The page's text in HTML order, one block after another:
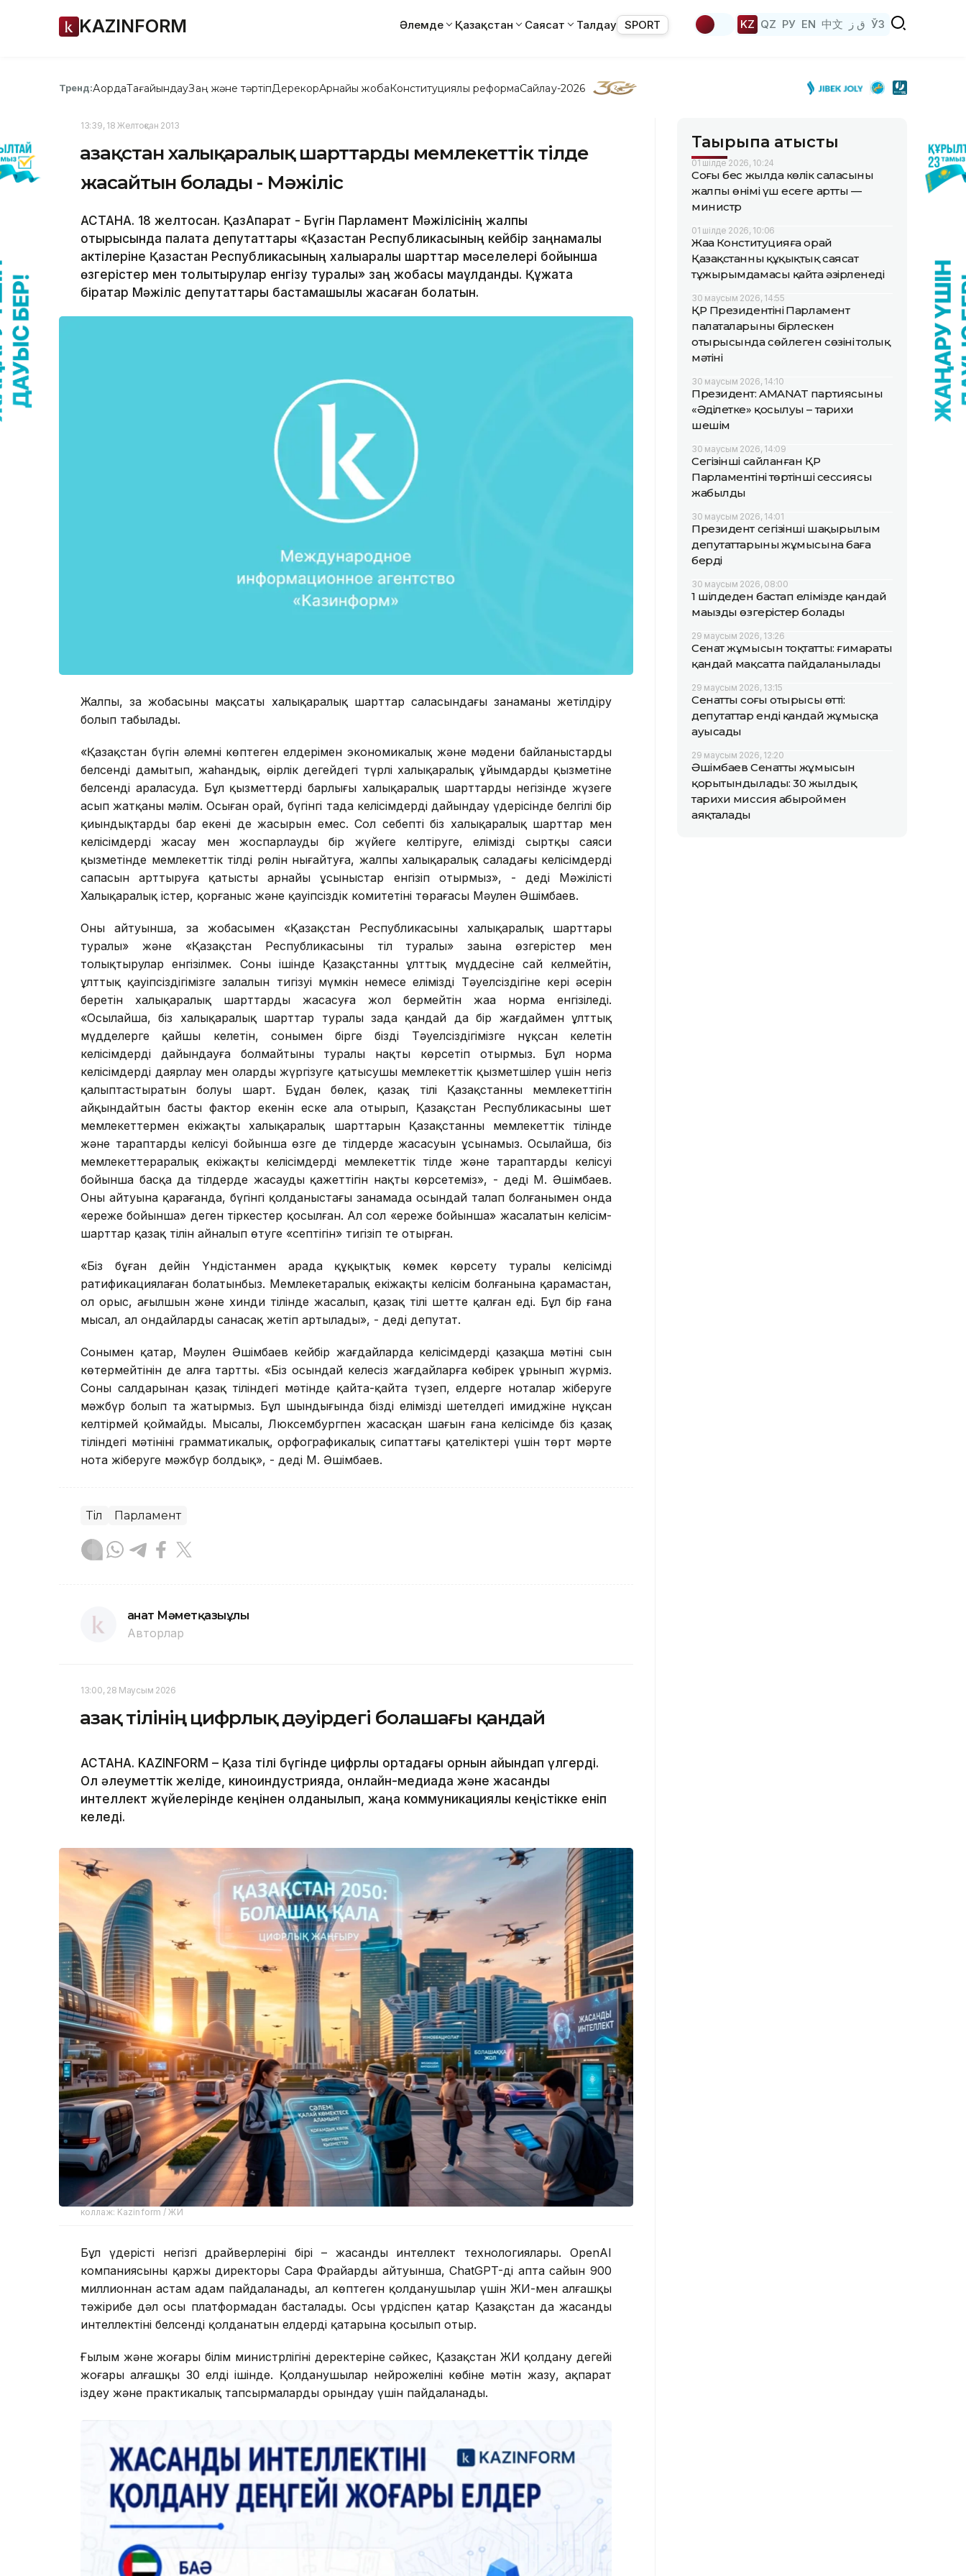
KAZINFORM Әлемде Қазақстан Саясат Талдау SPORT KZ QZ РУ EN 中文 ق ز ЎЗ
Тренд:АқордаТағайындауЗаң және тәртіпДерекқорАрнайы жобаКонституциялық реформаСайлау-2026
13:39, 18 Желтоқсан 2013
Қазақстан халықаралық шарттарды мемлекеттік тілде
жасайтын болады - Мәжіліс
АСТАНА. 18 желтоқсан. ҚазАқпарат - Бүгін Парламент Мәжілісінің жалпы
отырысында палата депутаттары «Қазақстан Республикасының кейбір заңнамалық
актілеріне Қазақстан Республикасының халықаралық шарттар мәселелері бойынша
өзгерістер мен толықтырулар енгізу туралы» заң жобасы мақұлданды. Құжатқа
бірқатар Мәжіліс депутаттары бастамашылық жасаған болатын.
Жалпы, заң жобасының мақсаты халықаралық шарттар саласындағы заңнаманы жетілдіру
болып табылады.
«Қазақстан бүгін әлемнің көптеген елдерімен экономикалық және мәдени байланыстарды
белсенді дамытып, жаһандық, өңірлік деңгейдегі түрлі халықаралық ұйымдардың қызметіне
белсенді араласуда. Бұл қызметтердің барлығы халықаралық шарттардың негізінде жүзеге
асып жатқаны мәлім. Осыған орай, бүгінгі таңда келісімдерді дайындау үдерісінде белгілі бір
қиындықтардың бар екені де жасырын емес. Сол себепті біз халықаралық шарттар мен
келісімдерді жасау мен жоспарлауды бір жүйеге келтіруге, еліміздің сыртқы саяси
қызметінде мемлекеттік тілдің рөлін нығайтуға, жалпы халықаралық саладағы келісімдердің
сапасын арттыруға қатысты арнайы ұсыныстар енгізіп отырмыз», - деді Мәжілістің
Халықаралық істер, қорғаныс және қауіпсіздік комитетінің төрағасы Мәулен Әшімбаев.
Оның айтуынша, заң жобасымен «Қазақстан Республикасының халықаралық шарттары
туралы» және «Қазақстан Республикасының тіл туралы» заңына өзгерістер мен
толықтырулар енгізілмек. Соның ішінде Қазақстанның ұлттық мүддесіне сай келмейтін,
ұлттық қауіпсіздігімізге залалын тигізуі мүмкін немесе еліміздің Тәуелсіздігіне кері әсерін
беретін халықаралық шарттарды жасасуға жол бермейтін жаңа норма енгізіледі.
«Осылайша, біз халықаралық шарттар туралы заңда қандай да бір жағдаймен ұлттық
мүдделерге қайшы келетін, сонымен бірге біздің Тәуелсіздігімізге нұқсан келетін
келісімдерді дайындауға болмайтыны туралы нақты көрсетіп отырмыз. Бұл норма
келісімдерді даярлау мен оларды жүргізуге қатысушы мемлекеттік қызметшілер үшін негіз
қалыптастыратын болуы шарт. Бұдан бөлек, қазақ тілі Қазақстанның мемлекеттігін
айқындайтын басты фактор екенін еске ала отырып, Қазақстан Республикасының шет
мемлекеттермен екіжақты халықаралық шарттарын Қазақстанның мемлекеттік тілінде
және тараптардың келісуі бойынша өзге де тілдерде жасасуын ұсынамыз. Осылайша, біз
мемлекеттераралық екіжақты келісімдерді мемлекеттік тілде және тараптардың келісуі
бойынша басқа да тілдерде жасаудың қажеттігін нақты көрсетеміз», - деді М. Әшімбаев.
Оның айтуына қарағанда, бүгінгі қолданыстағы заңнамада осындай талап болғанымен онда
«ереже бойынша» деген тіркестер қосылған. Ал сол «ереже бойынша» жасалатын келісім-
шарттар қазақ тілін айналып өтуге «септігін» тигізіп те отырған.
«Біз бұған дейін Үндістанмен арада құқықтық көмек көрсету туралы келісімді
ратификациялаған болатынбыз. Мемлекетаралық екіжақты келісім болғанына қарамастан,
ол орыс, ағылшын және хинди тілінде жасалып, қазақ тілі шетте қалған еді. Бұл бір ғана
мысал, ал ондайларды санасақ жетіп артылады», - деді депутат.
Сонымен қатар, Мәулен Әшімбаев кейбір жағдайларда келісімдердің қазақша мәтіні сын
көтермейтінін де алға тартты. «Біз осындай келеңсіз жағдайларға көбірек ұрынып жүрміз.
Соның салдарынан қазақ тіліндегі мәтінде қайта-қайта түзеп, елдерге ноталар жіберуге
мәжбүр болып та жатырмыз. Бұл шындығында біздің еліміздің шетелдегі имиджіне нұқсан
келтірмей қоймайды. Мысалы, Люксембургпен жасасқан шағын ғана келісімде біз қазақ
тіліндегі мәтінінің грамматикалық, орфографикалық сипаттағы қателіктері үшін төрт мәрте
нота жіберуге мәжбүр болдық», - деді М. Әшімбаев.
Тіл Парламент
Қанат Мәметқазыұлы
Авторлар
13:00, 28 Маусым 2026
Қазақ тілінің цифрлық дәуірдегі болашағы қандай
АСТАНА. KAZINFORM – Қазақ тілі бүгінде цифрлық ортадағы орнын айқындап үлгерді.
Ол әлеуметтік желіде, киноиндустрияда, онлайн-медиада және жасанды
интеллект жүйелерінде кеңінен қолданылып, жаңа коммуникациялық кеңістікке еніп
келеді.
коллаж: Kazinform / ЖИ
Бұл үдерістің негізгі драйверлерінің бірі – жасанды интеллект технологиялары. OpenAI
компаниясының қаржы директоры Сара Фрайардың айтуынша, ChatGPT-ді апта сайын 900
миллионнан астам адам пайдаланады, ал көптеген қолданушылар үшін ЖИ-мен алғашқы
тәжірибе дәл осы платформадан басталады. Осы үрдіспен қатар Қазақстан да жасанды
интеллектіні белсенді қолданатын елдердің қатарына қосылып отыр.
Ғылым және жоғары білім министрлігінің деректеріне сәйкес, Қазақстан ЖИ қолдану деңгейі
жоғары алғашқы 30 елдің ішінде. Қолданушылар нейрожеліні көбіне мәтін жазу, ақпарат
іздеу және практикалық тапсырмаларды орындау үшін пайдаланады.
Тақырыпқа қатысты
01 шілде 2026, 10:24
Соңғы бес жылда көлік саласының
жалпы өнімі үш есеге артты —
министр
01 шілде 2026, 10:06
Жаңа Конституцияға орай
Қазақстанның құқықтық саясат
тұжырымдамасы қайта әзірленеді
30 маусым 2026, 14:55
ҚР Президентінің Парламент
палаталарының бірлескен
отырысында сөйлеген сөзінің толық
мәтіні
30 маусым 2026, 14:10
Президент: AMANAT партиясының
«Әділетке» қосылуы – тарихи
шешім
30 маусым 2026, 14:09
Сегізінші сайланған ҚР
Парламентінің төртінші сессиясы
жабылды
30 маусым 2026, 14:01
Президент сегізінші шақырылым
депутаттарының жұмысына баға
берді
30 маусым 2026, 08:00
1 шілдеден бастап елімізде қандай
маңызды өзгерістер болады
29 маусым 2026, 13:26
Сенат жұмысын тоқтатты: ғимараты
қандай мақсатта пайдаланылады
29 маусым 2026, 13:15
Сенаттың соңғы отырысы өтті:
депутаттар енді қандай жұмысқа
ауысады
29 маусым 2026, 12:20
Әшімбаев Сенаттың жұмысын
қорытындылады: 30 жылдық
тарихи миссия абыроймен
аяқталады